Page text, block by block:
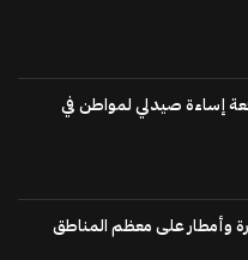
إساءة صيدلي لمواطن في
وأمطار على معظم المناطق